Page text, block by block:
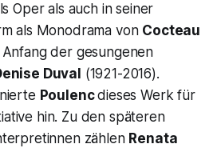
Oper als auch in seiner
als Monodrama von Cocteau
der gesungenen
Duval
(1921-2016).
Poulencdieses Werk für
hin. Zu den späteren
zählen Renata